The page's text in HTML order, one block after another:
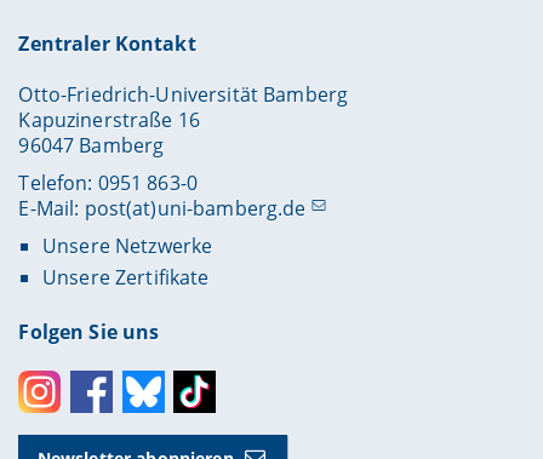
Zentraler Kontakt
Otto-Friedrich-Universität Bamberg
Kapuzinerstraße 16
96047 Bamberg
Telefon: 0951 863-0
E-Mail: post(at)uni-bamberg.de
Unsere Netzwerke
Unsere Zertifikate
Folgen Sie uns
InstagramFacebookBlueskyToktok